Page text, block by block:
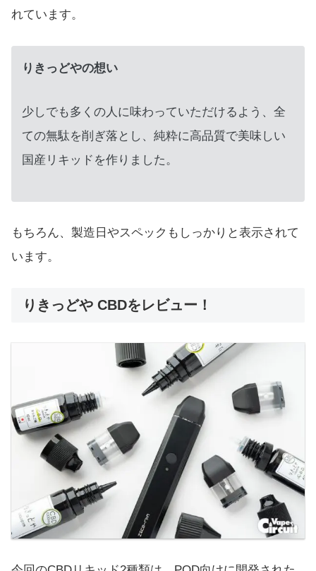
れています。
りきっどやの想い
少しでも多くの人に味わっていただけるよう、全
ての無駄を削ぎ落とし、純粋に高品質で美味しい
国産リキッドを作りました。
もちろん、製造日やスペックもしっかりと表示されて
います。
りきっどや CBDをレビュー！